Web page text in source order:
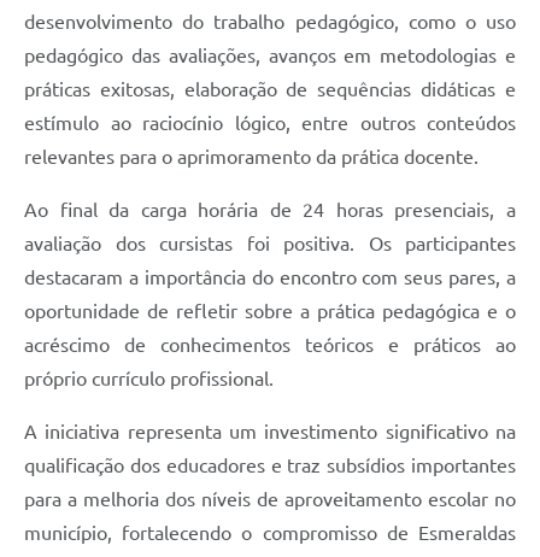
desenvolvimento do trabalho pedagógico, como o uso
pedagógico das avaliações, avanços em metodologias e
práticas exitosas, elaboração de sequências didáticas e
estímulo ao raciocínio lógico, entre outros conteúdos
relevantes para o aprimoramento da prática docente.
Ao final da carga horária de 24 horas presenciais, a
avaliação dos cursistas foi positiva. Os participantes
destacaram a importância do encontro com seus pares, a
oportunidade de refletir sobre a prática pedagógica e o
acréscimo de conhecimentos teóricos e práticos ao
próprio currículo profissional.
A iniciativa representa um investimento significativo na
qualificação dos educadores e traz subsídios importantes
para a melhoria dos níveis de aproveitamento escolar no
município, fortalecendo o compromisso de Esmeraldas